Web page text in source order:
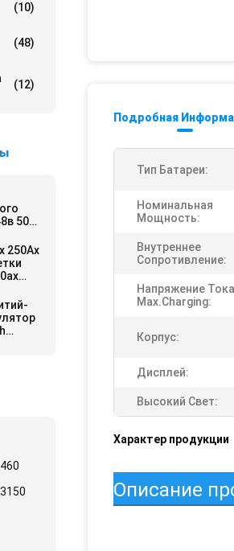
(10)
(48)
(12)
50ах
250Ах
Подробная
Тип Батареи:
Номинальная
Мощность:
Внутреннее
Сопротивление:
Напряжение Тока
Max.Charging:
Корпус:
Дисплей:
Высокий Свет:
Характер продукции
Описание